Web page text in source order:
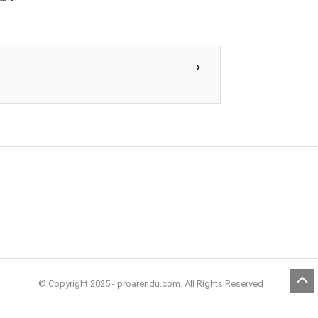
© Copyright 2025 - proarendu.com. All Rights Reserved